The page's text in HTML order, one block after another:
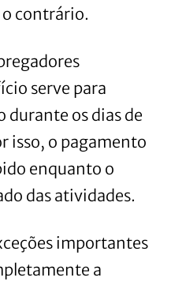
contrário.
serve para
durante os dias de
isso, o pagamento
enquanto o
das atividades.
importantes
a